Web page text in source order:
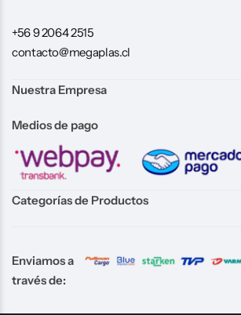
+56 9 2064 2515
contacto@megaplas.cl
Nuestra Empresa
Medios de pago
Categorías de Productos
Enviamos a
través de: